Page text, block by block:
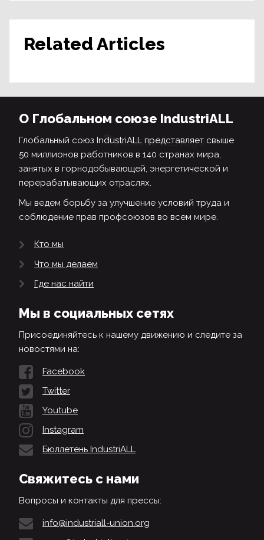
Related Articles
О Глобальном союзе IndustriALL
Глобальный союз IndustriALL представляет свыше
50 миллионов работников в 140 странах мира,
занятых в горнодобывающей, энергетической и
перерабатывающих отраслях.
Мы ведем борьбу за улучшение условий труда и
соблюдение прав профсоюзов во всем мире.
Кто мы
Что мы делаем
Где нас найти
Мы в социальных сетях
Присоединяйтесь к нашему движению и следите за
новостями на:
Facebook
Twitter
Youtube
Instagram
Бюллетень IndustriALL
Свяжитесь с нами
Вопросы и контакты для прессы:
info@industriall-union.org